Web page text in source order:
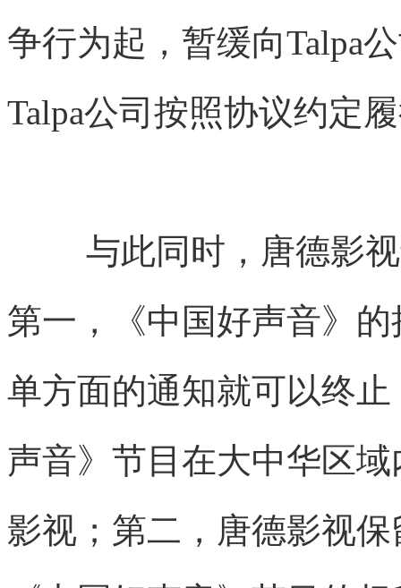
争行为起，暂缓向Talpa
Talpa公司按照协议约定
与此同时，唐德影
第一，《中国好声音》
单方面的通知就可以终
声音》节目在大中华区
影视；第二，唐德影视